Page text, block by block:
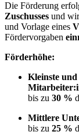
Die Förderung
Zuschusses und
und Vorlage eines
Fördervorgaben
Förderhöhe:
Kleinste
bis zu 30 %
Mittlere
bis zu 25 %